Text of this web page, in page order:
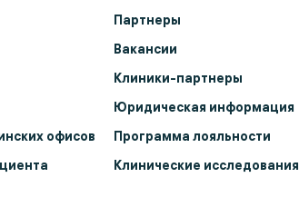
офисов
Партнеры
Вакансии
Клиники-партнеры
Юридическая информация
Программа лояльности
Клинические исследования